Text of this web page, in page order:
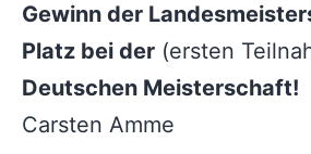
Gewinn der
Platz bei der (ersten
Deutschen Meisterschaft!
Carsten Amme